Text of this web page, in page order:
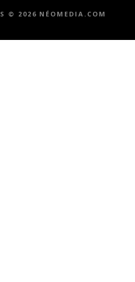
© 2026 NÉOMEDIA.COM